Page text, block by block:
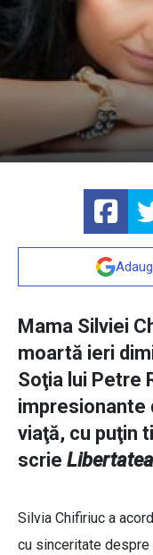
Mama Silviei
moartă ieri
Soţia lui Petre
impresionante
viaţă, cu puţin
scrie
Silvia Chifiriuc a
cu sinceritate despre